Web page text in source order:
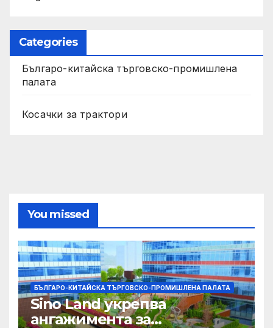
Categories
Българо-китайска търговско-промишлена
палата
Косачки за трактори
You missed
БЪЛГАРО-КИТАЙСКА ТЪРГОВСКО-ПРОМИШЛЕНА ПАЛАТА
Sino Land укрепва
ангажимента за